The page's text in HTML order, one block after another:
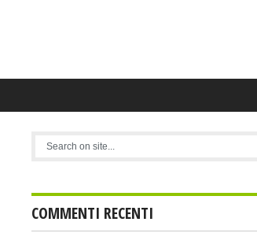
COMMENTI RECENTI